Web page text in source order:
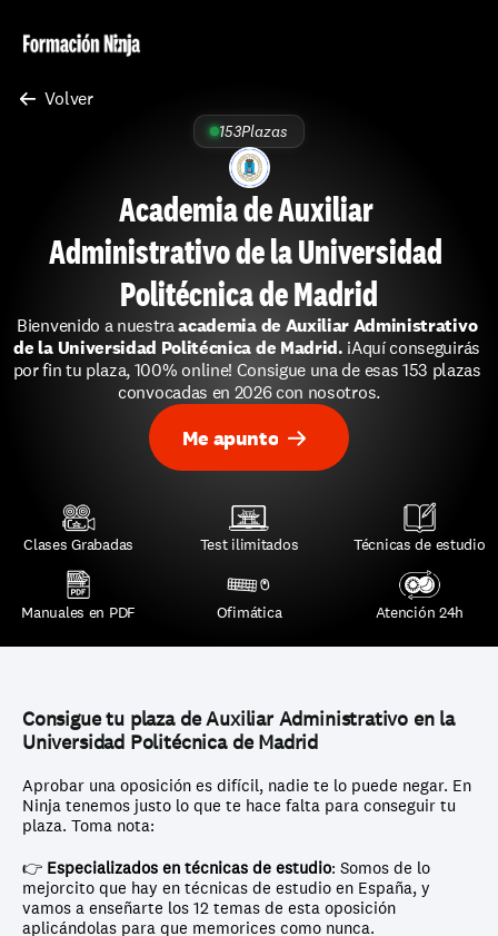
Volver
153Plazas
Academia de Auxiliar
Administrativo de la Universidad
Politécnica de Madrid
Bienvenido a nuestra academia de Auxiliar Administrativo
de la Universidad Politécnica de Madrid. ¡Aquí conseguirás
por fin tu plaza, 100% online! Consigue una de esas 153 plazas
convocadas en 2026 con nosotros.
Me apunto
Clases Grabadas Test ilimitados Técnicas de estudio
Manuales en PDF Ofimática Atención 24h
Consigue tu plaza de Auxiliar Administrativo en la
Universidad Politécnica de Madrid
Aprobar una oposición es difícil, nadie te lo puede negar. En
Ninja tenemos justo lo que te hace falta para conseguir tu
plaza. Toma nota:
👉 Especializados en técnicas de estudio: Somos de lo
mejorcito que hay en técnicas de estudio en España, y
vamos a enseñarte los 12 temas de esta oposición
aplicándolas para que memorices como nunca.